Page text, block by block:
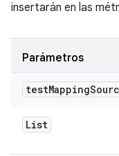
insertarán en las
Parámetros
testMapping
List